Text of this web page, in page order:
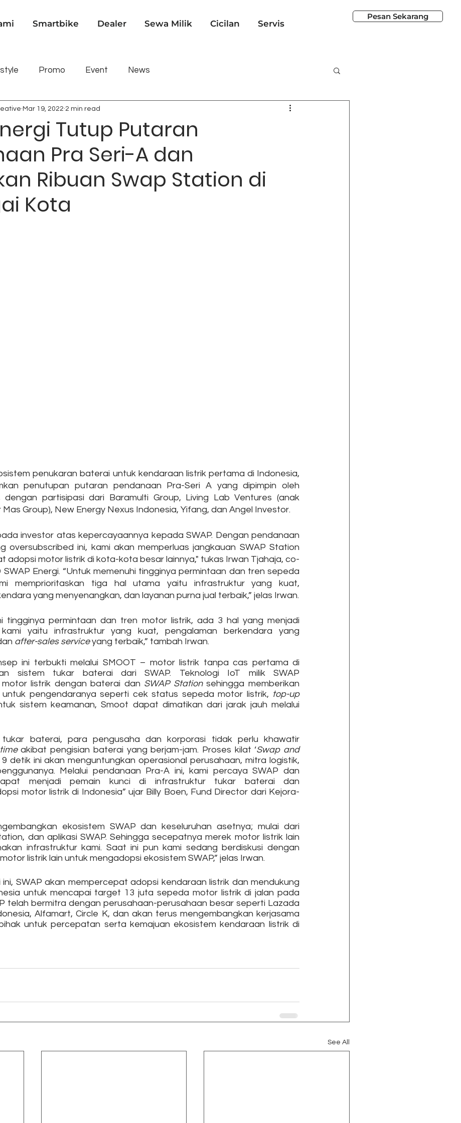
Smartbike Dealer Sewa Milik Cicilan Servis
Pesan Sekarang
Promo Event News
Tutup Putaran
Pra Seri-A dan
Ribuan Swap Station di
Kota
Mar 19, 2022 2 min read
penukaran baterai untuk kendaraan listrik pertama di Indonesia,
penutupan putaran pendanaan Pra-Seri A yang dipimpin oleh
dengan partisipasi dari Baramulti Group, Living Lab Ventures (anak
Group), New Energy Nexus Indonesia, Yifang, dan Angel Investor.
investor atas kepercayaannya kepada SWAP. Dengan pendanaan
oversubscribed ini, kami akan memperluas jangkauan SWAP Station
adopsi motor listrik di kota-kota besar lainnya," tukas Irwan Tjahaja, co-
SWAP Energi. “Untuk memenuhi tingginya permintaan dan tren sepeda
memprioritaskan tiga hal utama yaitu infrastruktur yang kuat,
yang menyenangkan, dan layanan purna jual terbaik,” jelas Irwan.
tingginya permintaan dan tren motor listrik, ada 3 hal yang menjadi
yaitu infrastruktur yang kuat, pengalaman berkendara yang
after-sales service yang terbaik,” tambah Irwan.
ini terbukti melalui SMOOT – motor listrik tanpa cas pertama di
sistem tukar baterai dari SWAP. Teknologi IoT milik SWAP
motor listrik dengan baterai dan SWAP Station sehingga memberikan
pengendaranya seperti cek status sepeda motor listrik, top-up
sistem keamanan, Smoot dapat dimatikan dari jarak jauh melalui
tukar baterai, para pengusaha dan korporasi tidak perlu khawatir
akibat pengisian baterai yang berjam-jam. Proses kilat ‘Swap and
9 detik ini akan menguntungkan operasional perusahaan, mitra logistik,
Melalui pendanaan Pra-A ini, kami percaya SWAP dan
menjadi pemain kunci di infrastruktur tukar baterai dan
motor listrik di Indonesia” ujar Billy Boen, Fund Director dari Kejora-
ekosistem SWAP dan keseluruhan asetnya; mulai dari
dan aplikasi SWAP. Sehingga secepatnya merek motor listrik lain
infrastruktur kami. Saat ini pun kami sedang berdiskusi dengan
listrik lain untuk mengadopsi ekosistem SWAP,” jelas Irwan.
ini, SWAP akan mempercepat adopsi kendaraan listrik dan mendukung
untuk mencapai target 13 juta sepeda motor listrik di jalan pada
telah bermitra dengan perusahaan-perusahaan besar seperti Lazada
Alfamart, Circle K, dan akan terus mengembangkan kerjasama
untuk percepatan serta kemajuan ekosistem kendaraan listrik di
See All